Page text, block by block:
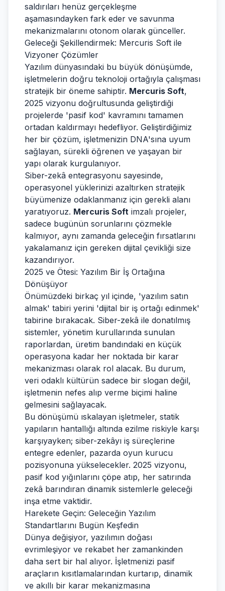
saldırıları henüz gerçekleşme
aşamasındayken fark eder ve savunma
mekanizmalarını otonom olarak günceller.
Geleceği Şekillendirmek: Mercuris Soft ile
Vizyoner Çözümler
Yazılım dünyasındaki bu büyük dönüşümde,
işletmelerin doğru teknoloji ortağıyla çalışması
stratejik bir öneme sahiptir. Mercuris Soft,
2025 vizyonu doğrultusunda geliştirdiği
projelerde 'pasif kod' kavramını tamamen
ortadan kaldırmayı hedefliyor. Geliştirdiğimiz
her bir çözüm, işletmenizin DNA'sına uyum
sağlayan, sürekli öğrenen ve yaşayan bir
yapı olarak kurgulanıyor.
Siber-zekâ entegrasyonu sayesinde,
operasyonel yüklerinizi azaltırken stratejik
büyümenize odaklanmanız için gerekli alanı
yaratıyoruz. Mercuris Soft imzalı projeler,
sadece bugünün sorunlarını çözmekle
kalmıyor, aynı zamanda geleceğin fırsatlarını
yakalamanız için gereken dijital çevikliği size
kazandırıyor.
2025 ve Ötesi: Yazılım Bir İş Ortağına
Dönüşüyor
Önümüzdeki birkaç yıl içinde, 'yazılım satın
almak' tabiri yerini 'dijital bir iş ortağı edinmek'
tabirine bırakacak. Siber-zekâ ile donatılmış
sistemler, yönetim kurullarında sunulan
raporlardan, üretim bandındaki en küçük
operasyona kadar her noktada bir karar
mekanizması olarak rol alacak. Bu durum,
veri odaklı kültürün sadece bir slogan değil,
işletmenin nefes alıp verme biçimi haline
gelmesini sağlayacak.
Bu dönüşümü ıskalayan işletmeler, statik
yapıların hantallığı altında ezilme riskiyle karşı
karşıyayken; siber-zekâyı iş süreçlerine
entegre edenler, pazarda oyun kurucu
pozisyonuna yükselecekler. 2025 vizyonu,
pasif kod yığınlarını çöpe atıp, her satırında
zekâ barındıran dinamik sistemlerle geleceği
inşa etme vaktidir.
Harekete Geçin: Geleceğin Yazılım
Standartlarını Bugün Keşfedin
Dünya değişiyor, yazılımın doğası
evrimleşiyor ve rekabet her zamankinden
daha sert bir hal alıyor. İşletmenizi pasif
araçların kısıtlamalarından kurtarıp, dinamik
ve akıllı bir karar mekanizmasına